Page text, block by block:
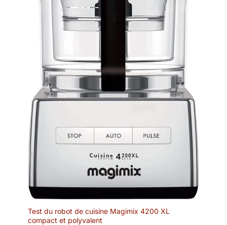
Test du robot de cuisine Magimix 4200 XL
compact et polyvalent